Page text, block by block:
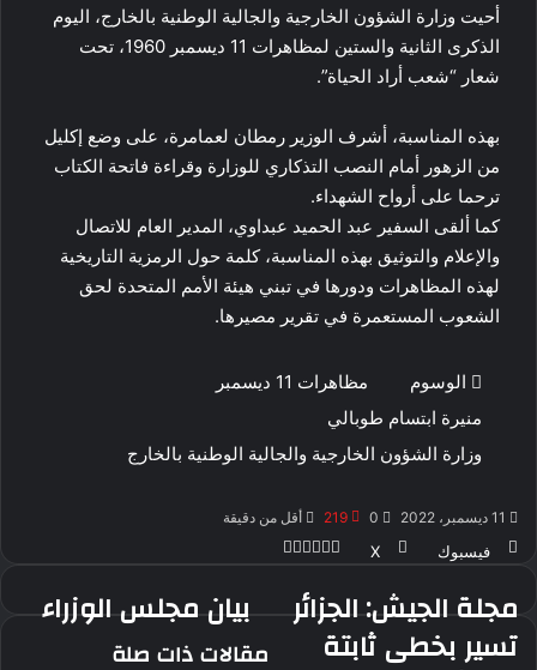
أحيت وزارة الشؤون الخارجية والجالية الوطنية بالخارج، اليوم
الذكرى الثانية والستين لمظاهرات 11 ديسمبر 1960، تحت
شعار “شعب أراد الحياة”.
بهذه المناسبة، أشرف الوزير رمطان لعمامرة، على وضع إكليل
من الزهور أمام النصب التذكاري للوزارة وقراءة فاتحة الكتاب
ترحما على أرواح الشهداء.
كما ألقى السفير عبد الحميد عبداوي، المدير العام للاتصال
والإعلام والتوثيق بهذه المناسبة، كلمة حول الرمزية التاريخية
لهذه المظاهرات ودورها في تبني هيئة الأمم المتحدة لحق
الشعوب المستعمرة في تقرير مصيرها.
الوسوم
مظاهرات 11 ديسمبر
منيرة ابتسام طوبالي
وزارة الشؤون الخارجية والجالية الوطنية بالخارج
11 ديسمبر، 2022 0
219 أقل من دقيقة
فيسبوك ‫X
مجلة
الجيش:
الجزائر
مجلة الجيش: الجزائر
تسير بخطى ثابتة
بيان
مجلس
الوزراء
بيان مجلس الوزراء
مقالات ذات صلة